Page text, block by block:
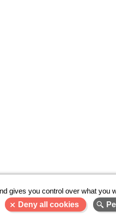
gives you control over what you
Deny all cookies